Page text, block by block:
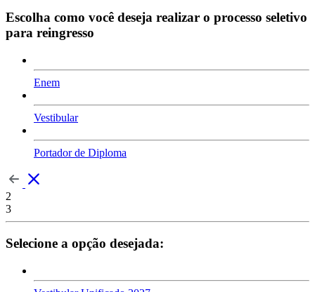
Escolha como você deseja realizar o processo seletivo
para reingresso
Enem
Vestibular
Portador de Diploma
2
3
Selecione a opção desejada: